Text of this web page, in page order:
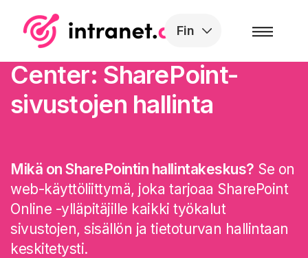
Fin
SharePoint Admin
Center: SharePoint-
sivustojen hallinta
Mikä on SharePointin hallintakeskus? Se on
web-käyttöliittymä, joka tarjoaa SharePoint
Online -ylläpitäjille kaikki työkalut
sivustojen, sisällön ja tietoturvan hallintaan
keskitetysti.